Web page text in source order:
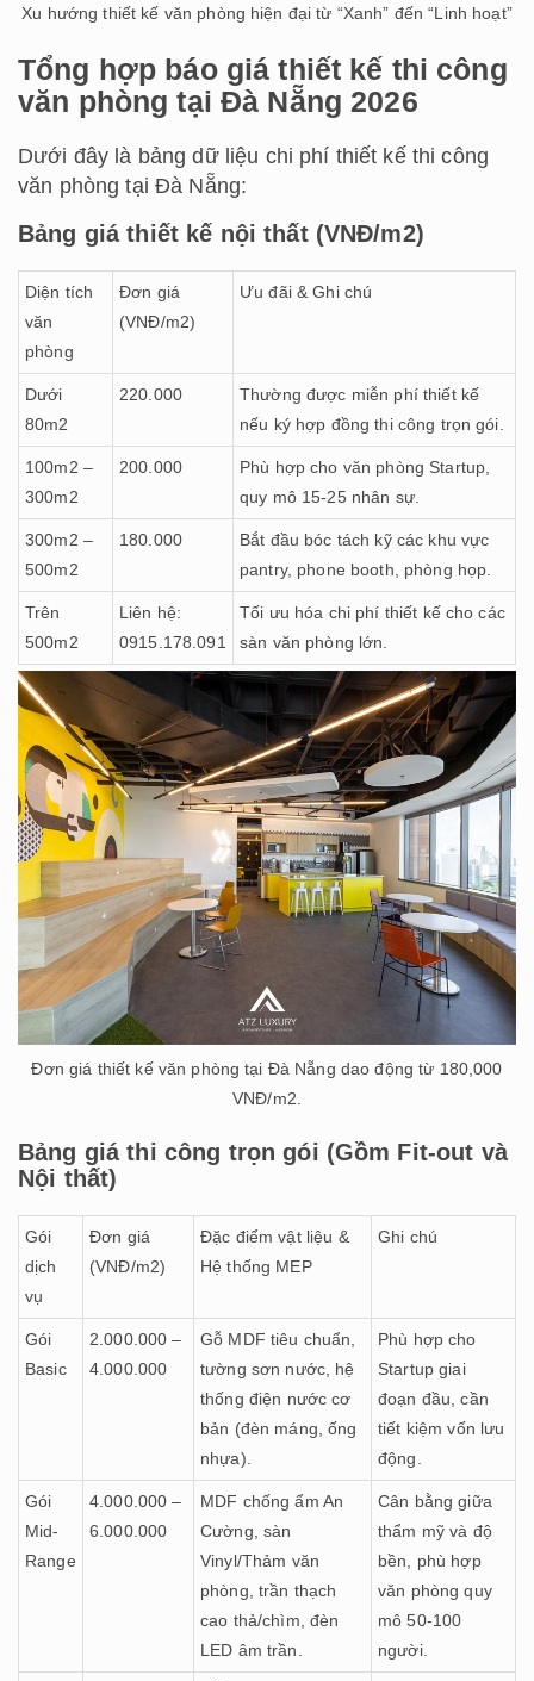
Xu hướng thiết kế văn phòng hiện đại từ “Xanh” đến “Linh hoạt”
Tổng hợp báo giá thiết kế thi công
văn phòng tại Đà Nẵng 2026
Dưới đây là bảng dữ liệu chi phí thiết kế thi công
văn phòng tại Đà Nẵng:
Bảng giá thiết kế nội thất (VNĐ/m2)
Diện tích
văn
phòng
Đơn giá
(VNĐ/m2)
Ưu đãi & Ghi chú
Dưới
80m2
220.000
Thường được miễn phí thiết kế
nếu ký hợp đồng thi công trọn gói.
100m2 –
300m2
200.000
Phù hợp cho văn phòng Startup,
quy mô 15-25 nhân sự.
300m2 –
500m2
180.000
Bắt đầu bóc tách kỹ các khu vực
pantry, phone booth, phòng họp.
Trên
500m2
Liên hệ:
0915.178.091
Tối ưu hóa chi phí thiết kế cho các
sàn văn phòng lớn.
Đơn giá thiết kế văn phòng tại Đà Nẵng dao động từ 180,000
VNĐ/m2.
Bảng giá thi công trọn gói (Gồm Fit-out và
Nội thất)
Gói
dịch
vụ
Đơn giá
(VNĐ/m2)
Đặc điểm vật liệu &
Hệ thống MEP
Ghi chú
Gói
Basic
2.000.000 –
4.000.000
Gỗ MDF tiêu chuẩn,
tường sơn nước, hệ
thống điện nước cơ
bản (đèn máng, ống
nhựa).
Phù hợp cho
Startup giai
đoạn đầu, cần
tiết kiệm vốn lưu
động.
Gói
Mid-
Range
4.000.000 –
6.000.000
MDF chống ẩm An
Cường, sàn
Vinyl/Thảm văn
phòng, trần thạch
cao thả/chìm, đèn
LED âm trần.
Cân bằng giữa
thẩm mỹ và độ
bền, phù hợp
văn phòng quy
mô 50-100
người.